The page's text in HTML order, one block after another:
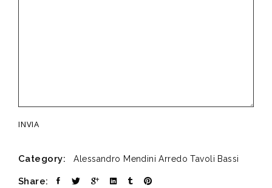
Category: Alessandro Mendini Arredo Tavoli Bassi
Share: